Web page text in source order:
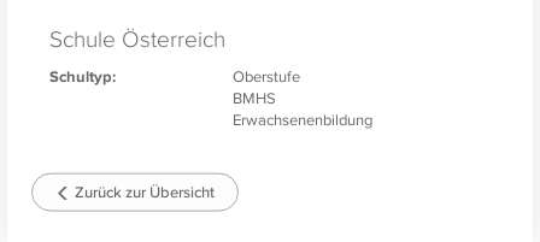
Schule Österreich
Schultyp:
Oberstufe
BMHS
Erwachsenenbildung
Zurück zur Übersicht